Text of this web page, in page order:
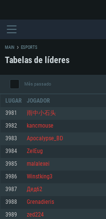
Mínimo
Sistema Operativo: Windows 10 (64
Processador: Dual-Core 2.2 GHz
Mínimo
Sistema Operativo: Mac OS Big Sur
Processador: Core i5 2.2GHz
Mínimo
Sistema Operativo: Distribuições
Processador: Dual-Core 2.4 GHz
MAIN ESPORTS
Tabelas de líderes
Mês passado
LUGAR JOGADOR
3981 雨中小石头
3982 kancmouse
3983 Apocalypse_BD
3984 ZelEug
3985 malalexei
3986 Winstking3
3987 Дед62
3988 Grenadieris
3989 zed224